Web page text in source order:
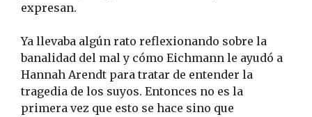
expresan.
Ya llevaba algún rato reflexionando sobre la
banalidad del mal y cómo Eichmann le ayudó a
Hannah Arendt para tratar de entender la
tragedia de los suyos. Entonces no es la
primera vez que esto se hace sino que